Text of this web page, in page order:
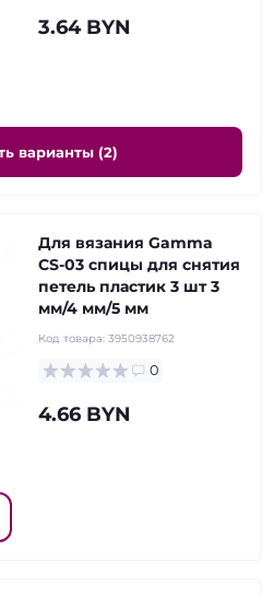
3.64 BYN
варианты (2)
Для вязания Gamma
CS-03 спицы для снятия
петель пластик 3 шт 3
мм/4 мм/5 мм
Код товара: 3950938762
0
4.66 BYN